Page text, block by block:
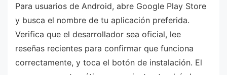
Para usuarios de Android, abre Google Play Store
y busca el nombre de tu aplicación preferida.
Verifica que el desarrollador sea oficial, lee
reseñas recientes para confirmar que funciona
correctamente, y toca el botón de instalación. El